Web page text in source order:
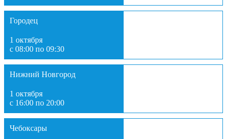
Городец
1 октября
с 08:00 по 09:30
Нижний Новгород
1 октября
с 16:00 по 20:00
Чебоксары